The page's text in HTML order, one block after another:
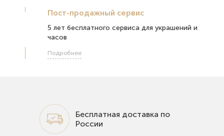
Пост-продажный сервис
5 лет бесплатного сервиса для украшений и
часов
Подробнее
Бесплатная доставка по
России